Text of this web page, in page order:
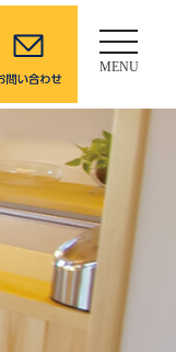
Toggle
MENU